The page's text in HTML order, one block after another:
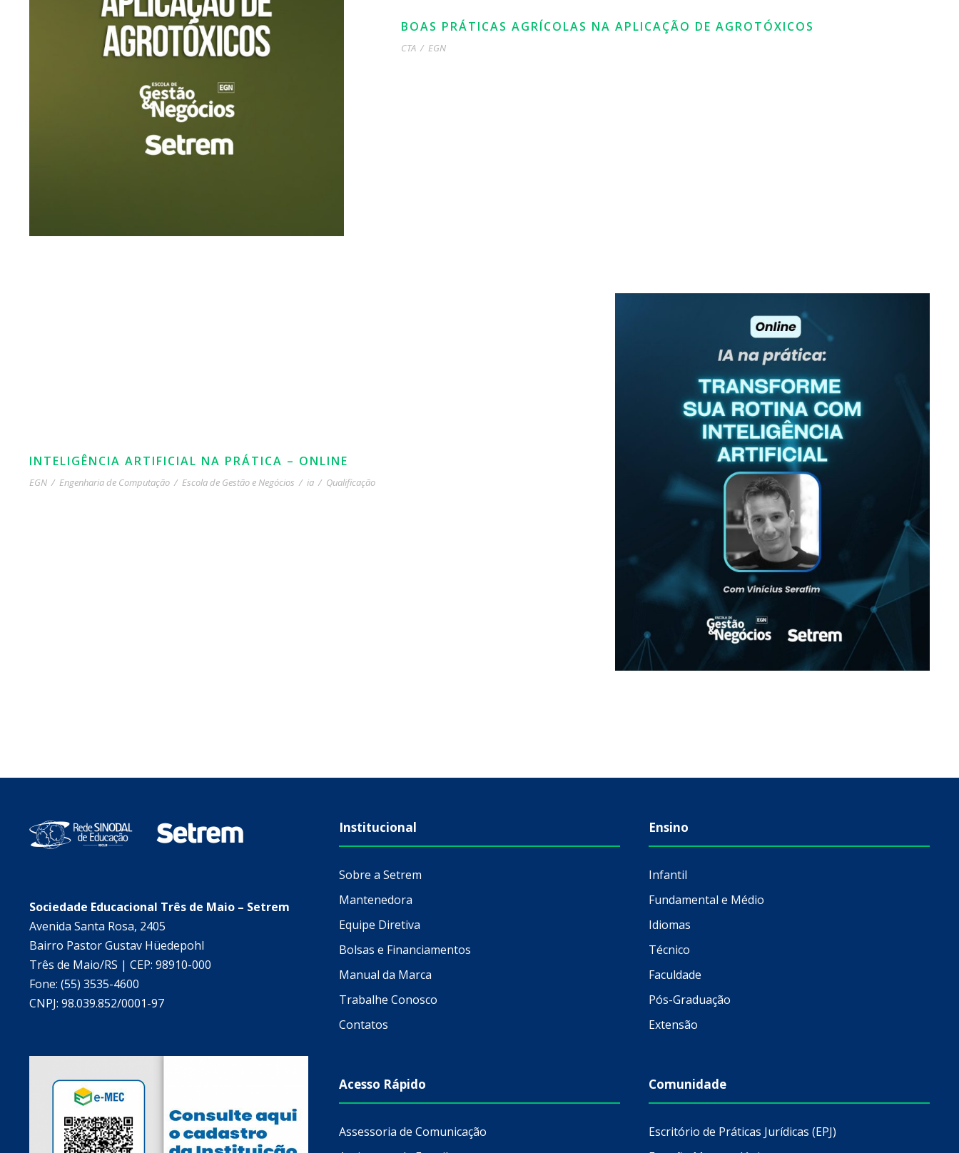
BOAS PRÁTICAS AGRÍCOLAS NA APLICAÇÃO DE AGROTÓXICOS
CTA / EGN
INTELIGÊNCIA ARTIFICIAL NA PRÁTICA – ONLINE
EGN / Engenharia de Computação / Escola de Gestão e Negócios / ia / Qualificação
Sociedade Educacional Três de Maio – Setrem
Avenida Santa Rosa, 2405
Bairro Pastor Gustav Hüedepohl
Três de Maio/RS | CEP: 98910-000
Fone: (55) 3535-4600
CNPJ: 98.039.852/0001-97
Institucional
Sobre a Setrem
Mantenedora
Equipe Diretiva
Bolsas e Financiamentos
Manual da Marca
Trabalhe Conosco
Contatos
Acesso Rápido
Assessoria de Comunicação
Ensino
Infantil
Fundamental e Médio
Idiomas
Técnico
Faculdade
Pós-Graduação
Extensão
Comunidade
Escritório de Práticas Jurídicas (EPJ)